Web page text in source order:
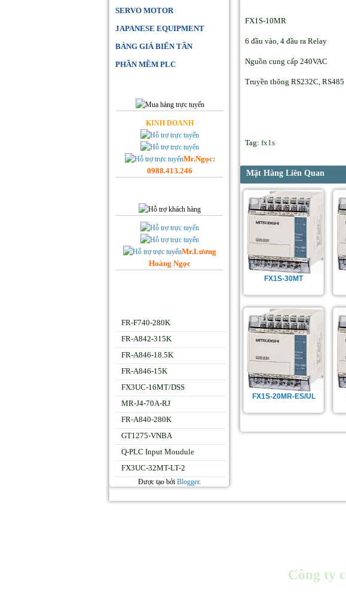
FX1S-10MR
6 đầu vào, 4 đầu ra Relay
Nguồn cung cấp 240VAC
Truyền thông RS232C, RS485
Tag: fx1s
Mặt Hàng Liên Quan
FX1S-30MT
FX1S-20MR-ES/UL
SERVO MOTOR
JAPANESE EQUIPMENT
BẢNG GIÁ BIẾN TẦN
PHẦN MỀM PLC
KINH DOANH
Mr.Ngọc:
0988.413.246
Mr.Lương
Hoàng Ngọc
FR-F740-280K
FR-A842-315K
FR-A846-18.5K
FR-A846-15K
FX3UC-16MT/DSS
MR-J4-70A-RJ
FR-A840-280K
GT1275-VNBA
Q-PLC Input Moudule
FX3UC-32MT-LT-2
Được tạo bởi Blogger.
Công ty